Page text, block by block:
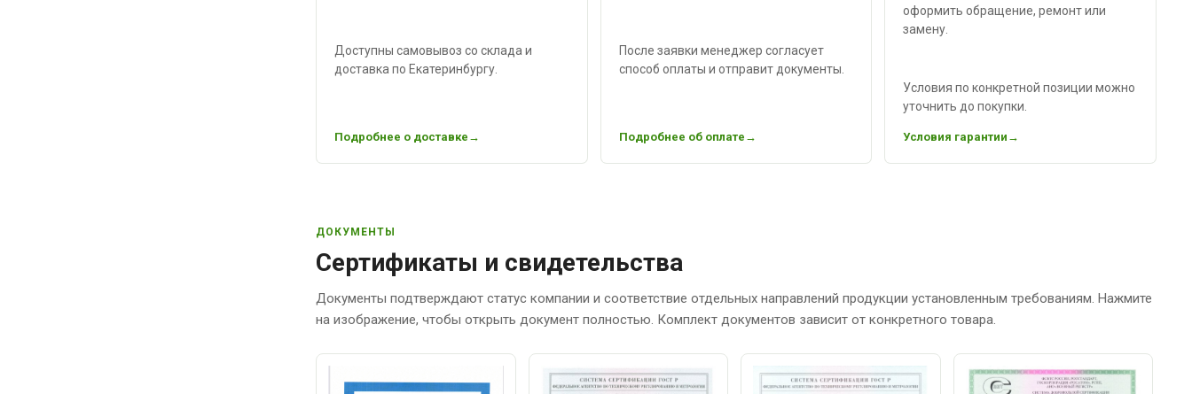
Доступны самовывоз со склада и
доставка по Екатеринбургу.
Подробнее о доставке
После заявки менеджер согласует
способ оплаты и отправит документы.
Подробнее об оплате
оформить обращение, ремонт или
замену.
Условия по конкретной позиции можно
уточнить до покупки.
Условия гарантии
ДОКУМЕНТЫ
Сертификаты и свидетельства
Документы подтверждают статус компании и соответствие отдельных направлений продукции установленным требованиям. Нажмите
на изображение, чтобы открыть документ полностью. Комплект документов зависит от конкретного товара.